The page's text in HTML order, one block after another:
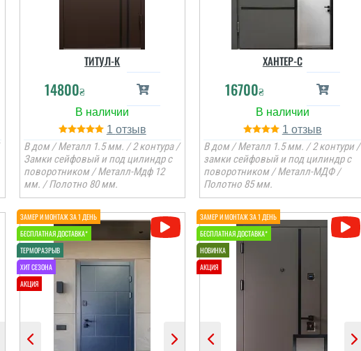
ТИТУЛ-К
14800₴
1
В дом / Металл 1.5 мм. / 2 контура /
Замки сейфовый и под цилиндр с
поворотником / Металл-Мдф 12
мм. / Полотно 80 мм.
ХАНТЕР-С
16700₴
1
В дом / Металл 1.5 мм. / 2 контури /
замки сейфовый и под цилиндр с
поворотником / Металл-МДФ /
Полотно 85 мм.